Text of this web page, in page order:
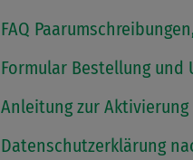
FAQ
Formular Bestellung und
Anleitung zur Aktivierung
Datenschutzerklärung